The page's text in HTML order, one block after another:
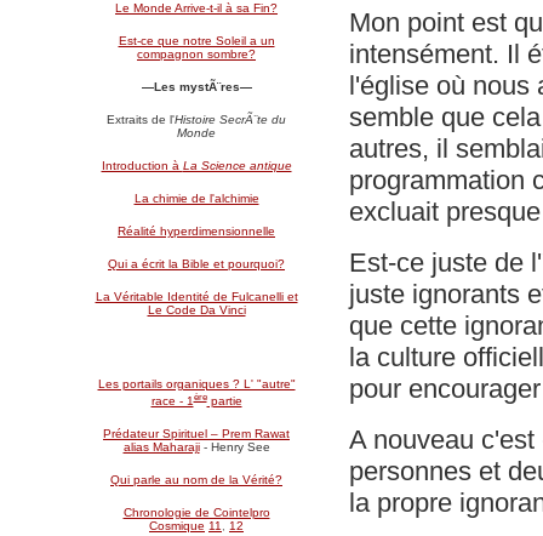
Le Monde Arrive-t-il à sa Fin?
Est-ce que notre Soleil a un
compagnon sombre?
—Les mystÃ¨res—
Extraits de l'Histoire SecrÃ¨te du
Monde
Introduction à La Science antique
La chimie de l'alchimie
Réalité hyperdimensionnelle
Qui a écrit la Bible et pourquoi?
La Véritable Identité de Fulcanelli et
Le Code Da Vinci
Les portails organiques ? L' "autre"
race - 1èrepartie
Prédateur Spirituel – Prem Rawat
alias Maharaji- Henry See
Qui parle au nom de la Vérité?
Chronologie de Cointelpro
Cosmique 11, 12
Mon point est
intensément. Il
l'église où nous
semble que
autres, il
programmation
excluait
Est-ce juste de
juste ignorants
que cette
la culture
pour
A nouveau
personnes et
la propre